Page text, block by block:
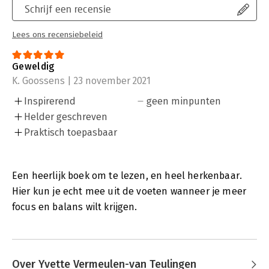
Schrijf een recensie
Lees ons recensiebeleid
Geweldig
K. Goossens | 23 november 2021
Inspirerend
Helder geschreven
Praktisch toepasbaar
geen minpunten
Een heerlijk boek om te lezen, en heel herkenbaar.
Hier kun je echt mee uit de voeten wanneer je meer
focus en balans wilt krijgen.
Over Yvette Vermeulen-van Teulingen